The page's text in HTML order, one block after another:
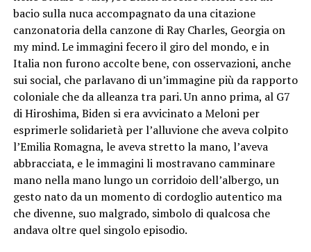
bacio sulla nuca accompagnato da una citazione
canzonatoria della canzone di Ray Charles, Georgia on
my mind. Le immagini fecero il giro del mondo, e in
Italia non furono accolte bene, con osservazioni, anche
sui social, che parlavano di un’immagine più da rapporto
coloniale che da alleanza tra pari. Un anno prima, al G7
di Hiroshima, Biden si era avvicinato a Meloni per
esprimerle solidarietà per l’alluvione che aveva colpito
l’Emilia Romagna, le aveva stretto la mano, l’aveva
abbracciata, e le immagini li mostravano camminare
mano nella mano lungo un corridoio dell’albergo, un
gesto nato da un momento di cordoglio autentico ma
che divenne, suo malgrado, simbolo di qualcosa che
andava oltre quel singolo episodio.